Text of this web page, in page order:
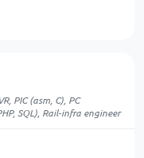
PIC (asm, C), PC
SQL), Rail-infra engineer